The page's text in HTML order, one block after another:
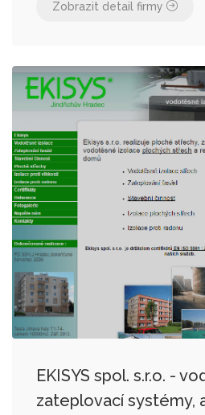
Zobrazit detail firmy
EKISYS spol. s.r.o. -
zateplovací systémy,